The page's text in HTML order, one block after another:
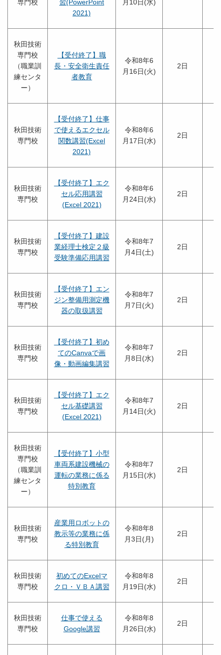
専門校
習(PowerPoint
2021)
月10日(水)
秋田技術
専門校
（職業訓
練センタ
ー）
【受付終了】職
長・安全衛生責任
者教育
令和8年6
月16日(火)
2日
秋田技術
専門校
【受付終了】仕事
で使えるエクセル
関数講習(Excel
2021)
令和8年6
月17日(水)
2日
秋田技術
専門校
【受付終了】エク
セル応用講習
(Excel 2021)
令和8年6
月24日(水)
2日
秋田技術
専門校
【受付終了】建設
業経理士検定２級
受験準備応用講習
令和8年7
月4日(土)
2日
秋田技術
専門校
【受付終了】エン
ジン整備用測定機
器の取扱講習
令和8年7
月7日(火)
2日
秋田技術
専門校
【受付終了】初め
てのCanvaで画
像・動画編集講習
令和8年7
月8日(水)
2日
秋田技術
専門校
【受付終了】エク
セル基礎講習
(Excel 2021)
令和8年7
月14日(火)
2日
秋田技術
専門校
（職業訓
練センタ
ー）
【受付終了】小型
車両系建設機械の
運転の業務に係る
特別教育
令和8年7
月15日(水)
2日
秋田技術
専門校
産業用ロボットの
教示等の業務に係
る特別教育
令和8年8
月3日(月)
2日
秋田技術
専門校
初めてのExcelマ
クロ・ＶＢＡ講習
令和8年8
月19日(水)
2日
秋田技術
専門校
仕事で使える
Google講習
令和8年8
月26日(水)
2日